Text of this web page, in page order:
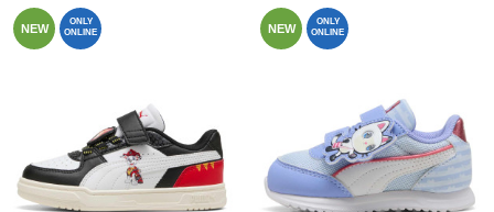
NEW
ONLY
ONLINE
NEW
ONLY
ONLINE